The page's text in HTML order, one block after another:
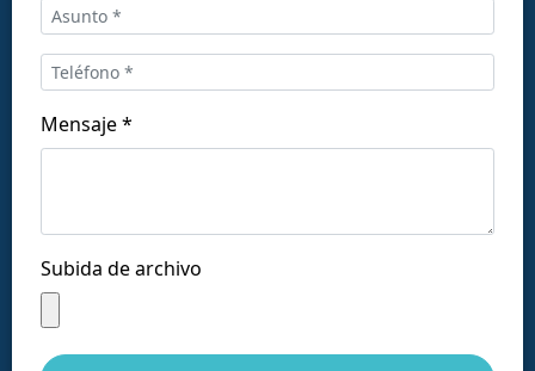
Mensaje *
Subida de archivo
+34 916169710
Síguenos en las redes: